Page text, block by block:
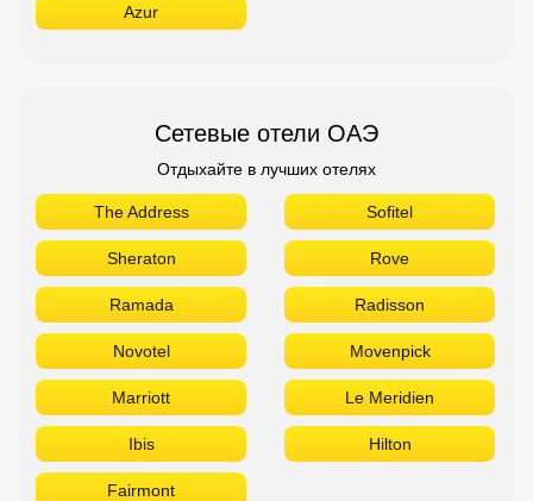
Azur
Сетевые отели ОАЭ
Отдыхайте в лучших отелях
The Address Sofitel
Sheraton Rove
Ramada Radisson
Novotel Movenpick
Marriott Le Meridien
Ibis Hilton
Fairmont